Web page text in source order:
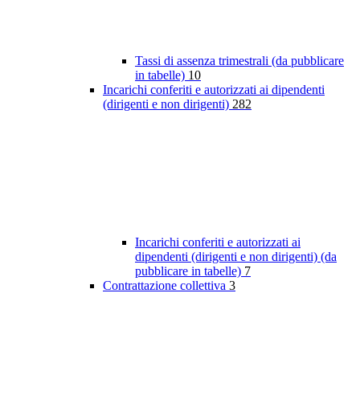
Tassi di assenza trimestrali (da pubblicare
in tabelle) 10
Incarichi conferiti e autorizzati ai dipendenti
(dirigenti e non dirigenti) 282
Incarichi conferiti e autorizzati ai
dipendenti (dirigenti e non dirigenti) (da
pubblicare in tabelle) 7
Contrattazione collettiva 3